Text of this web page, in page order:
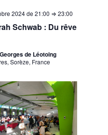
Schwab : Du rêve
2024 de 21:00 ⇒23:00
de Léotoing
Sorèze, France